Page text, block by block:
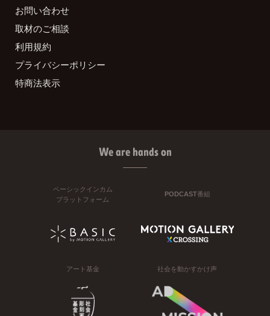
お問い合わせ
取材のご相談
利用規約
プライバシーポリシー
特商法表示
We are hands on
ベーシックインカム
プラットフォーム
PODCAST番組
アート基金 社会を動かすかけ声